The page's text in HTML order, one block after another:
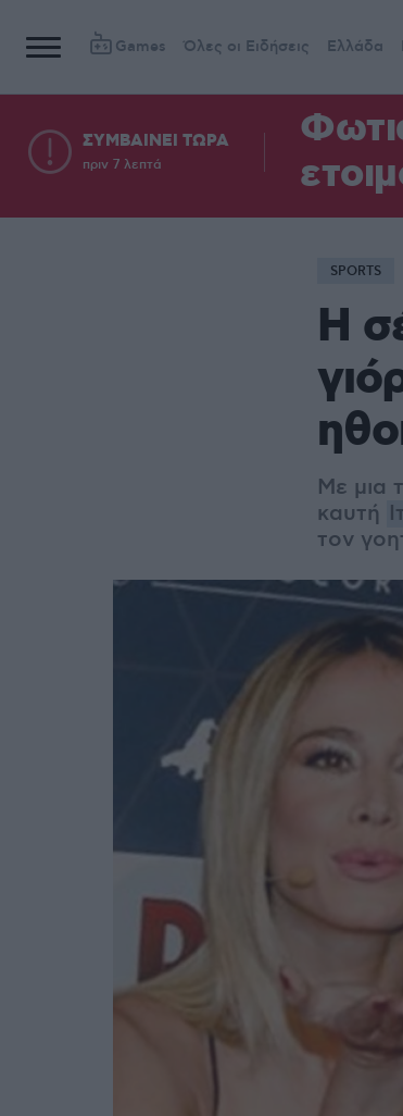
Games Όλες οι Ειδήσεις Ελλάδα
ΣΥΜΒΑΙΝΕΙ ΤΩΡΑ
πριν 7 λεπτά
SPORTS
Η
Με μια
καυτή
τον